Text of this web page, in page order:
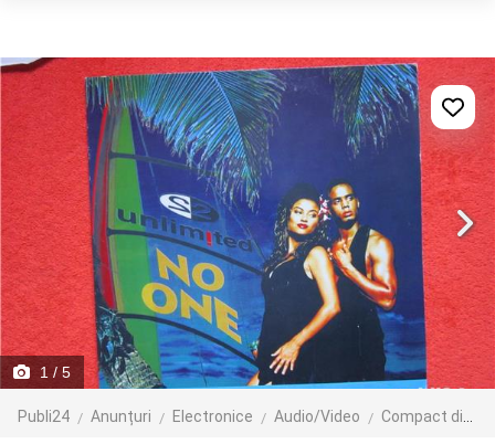
1 / 5
Publi24 Anunțuri Electronice Audio/Video Compact discuri